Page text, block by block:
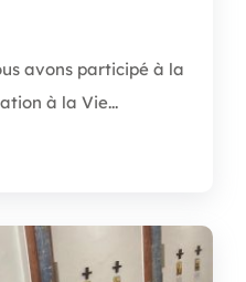
avons participé à la
à la Vie...